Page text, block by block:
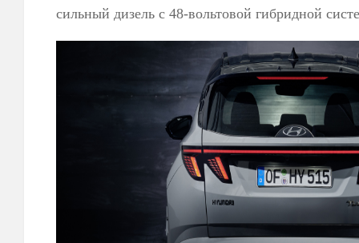
сильный дизель с 48-вольтовой гибридной